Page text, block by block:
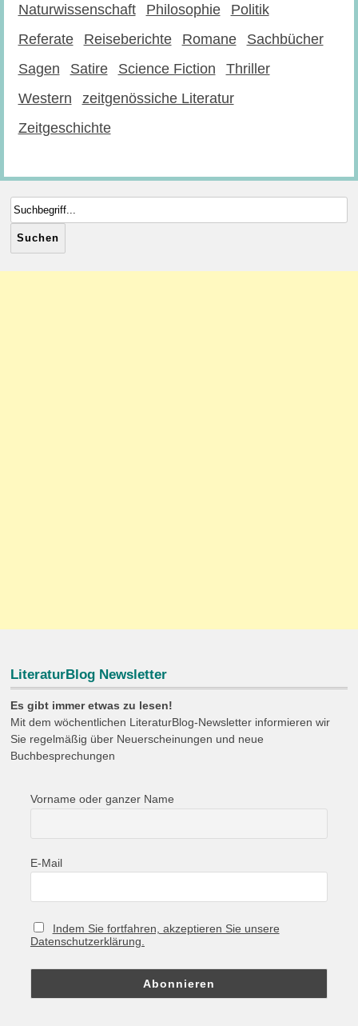
Naturwissenschaft
Philosophie
Politik
Referate
Reiseberichte Romane
Sachbücher
Sagen
Satire Science Fiction
Thriller
Western
zeitgenössiche Literatur
Zeitgeschichte
LiteraturBlog Newsletter
Es gibt immer etwas zu lesen!
Mit dem wöchentlichen LiteraturBlog-Newsletter informieren wir
Sie regelmäßig über Neuerscheinungen und neue
Buchbesprechungen
Vorname oder ganzer Name
E-Mail
Indem Sie fortfahren, akzeptieren Sie unsere
Datenschutzerklärung.